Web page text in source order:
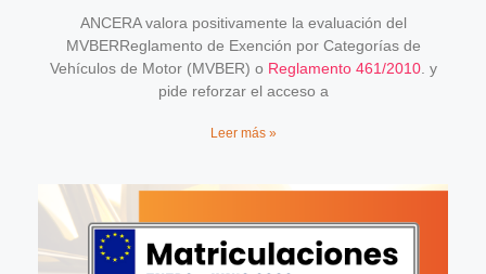
ANCERA valora positivamente la evaluación del
MVBERReglamento de Exención por Categorías de
Vehículos de Motor (MVBER) o Reglamento 461/2010. y
pide reforzar el acceso a
Leer más »